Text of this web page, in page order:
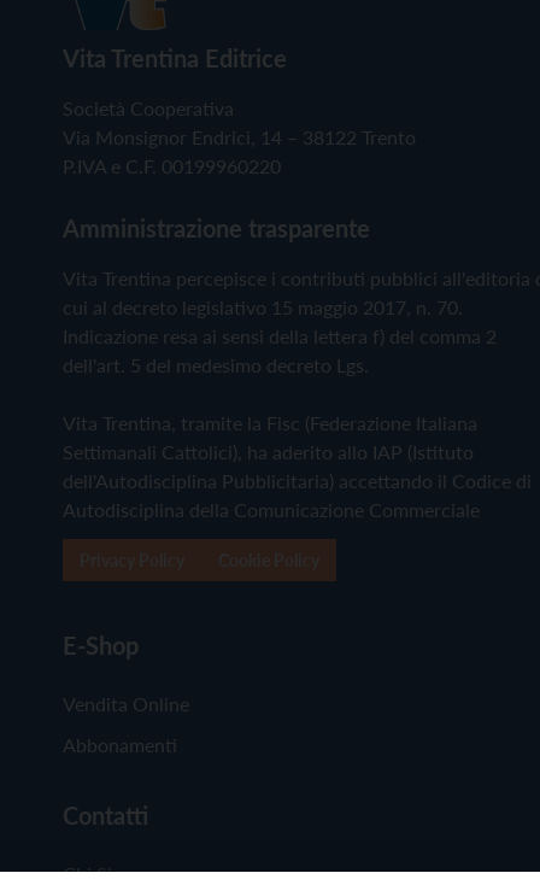
Vita Trentina Editrice
Società Cooperativa
Via Monsignor Endrici, 14 – 38122 Trento
P.IVA e C.F. 00199960220
Amministrazione trasparente
Vita Trentina percepisce i contributi pubblici all'editoria
cui al decreto legislativo 15 maggio 2017, n. 70.
Indicazione resa ai sensi della lettera f) del comma 2
dell'art. 5 del medesimo decreto Lgs.
Vita Trentina, tramite la Fisc (Federazione Italiana
Settimanali Cattolici), ha aderito allo IAP (Istituto
dell'Autodisciplina Pubblicitaria) accettando il Codice di
Autodisciplina della Comunicazione Commerciale
E-Shop
Vendita Online
Abbonamenti
Contatti
Chi Siamo